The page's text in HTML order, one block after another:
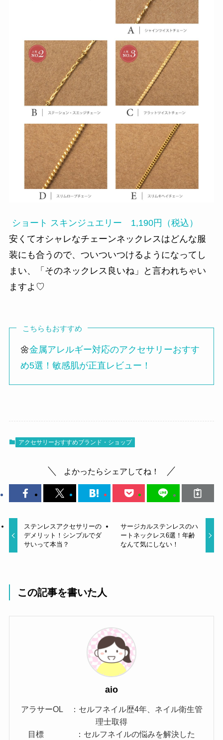
ショート スキンジュエリー 1,190円（税込）
安くてオシャレなチェーンネックレスはどんな服
装にも合うので、ついついつけるようになってし
まい、「そのネックレス良いね」と言われちゃい
ますよ♡
こちらもおすすめ
🌼金属アレルギー対応のアクセサリーおすす
め5選！敏感肌が正直レビュー！
アクセサリーおすすめブランド・ショップ
よかったらシェアしてね！
ステンレスアクセサリーの
デメリット！シンプルでダ
サいって本当？
サージカルステンレスのハ
ートネックレス6選！年齢
なんて気にしない！
この記事を書いた人
aio
アラサーOL ：セルフネイル歴4年、ネイル衛生管
理士取得
目標 ：セルフネイルの悩みを解決した